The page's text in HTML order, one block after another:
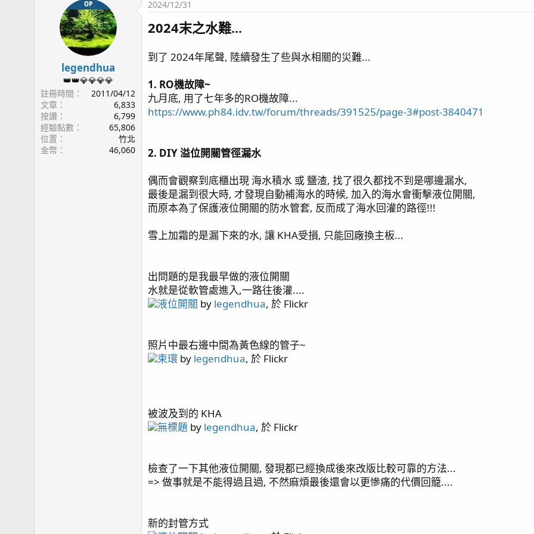
page76 KHA 使用狀況更新
page77 硬骨紀錄 皇冠 / 水草缸 / 四年二月更新 / 敲橘子 抓奶嘴 / 刷玻璃 攪底砂
page78 四年四月
page79 龜殼腦 / 寶石花 / 寄居蟹噴發 / 四年六月/ 水盆缸
page80 Top Down Picture / 4.5年歷程 / 魚隻點名
page81 側濾簡介 / 再敲橘子
page82 斷臂殘肢
page83 骨融合 / KHA 故障 / 四年八月更新
page84 維護費用估算
page85 瘦身計畫 / 43地震慘案
page88 持續瘦身 / 震後一個月 / 主峰九叢骨
page90 出差歸來 / 毛象大兜蟲
page92 T5 預熱安定器損毀 / 瘦身換血 / 出差過後
page93 2024末之水難 / 2025首發
OP
legendhua
👑👑💎💎💎💎
註冊時間
2011/04/12
文章
6,833
按讚
6,799
經驗點數
65,806
位置
竹北
金幣
46,060
2024/12/31
2024末之水難...
到了 2024年尾聲, 陸續發生了些與水相關的災難...
1. RO機故障~
九月底, 用了七年多的RO機故障...
https://www.ph84.idv.tw/forum/threads/391525/page-3#post-3840471
2. DIY 溢位開關管徑漏水
偶而會觀察到底櫃出現 海水積水 或 鹽渣, 找了很久都找不到是哪邊漏水,
最後是漏到很大時, 才發現自動補海水的時候, 加入的海水會衝擊液位開關,
而原本為了保護液位開關的防水管套, 反而成了海水回灌的路徑!!!
雪上加霜的是漏下來的水, 讓 KHA受損, 只能回廠換主板...
出問題的是我最早做的液位開關
水就是從軟管處進入,一路往後灌....
液位開關 by legendhua, 於 Flickr
照片中最右邊中間為黃色線的管子~
束環 by legendhua, 於 Flickr
被波及到的 KHA
無標題 by legendhua, 於 Flickr
檢查了一下其他液位開關, 發現都已經換成後來改版比較可靠的方法...
=> 做事就是不能得過且過, 不然麻煩最後還會以更慘痛的代價回籠....
新的封管方式